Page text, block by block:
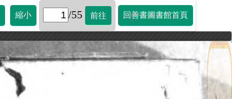
縮小 /55 前往 回善書圖書館首頁